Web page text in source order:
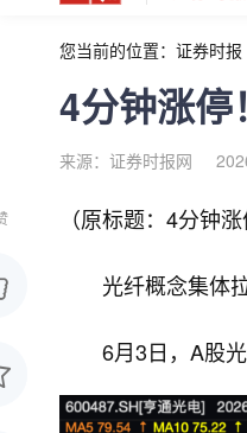
您当前的位置： 证券时报
4分钟涨
来源：证券时报网
（原标题：4分钟
光纤概念集体
6月3日，A股